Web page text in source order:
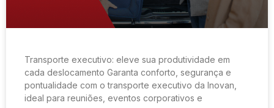
Transporte executivo: eleve sua produtividade em
cada deslocamento Garanta conforto, segurança e
pontualidade com o transporte executivo da Inovan,
ideal para reuniões, eventos corporativos e